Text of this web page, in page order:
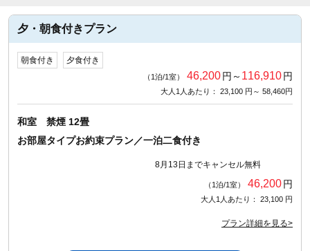
夕・朝食付きプラン
朝食付き 夕食付き
（1泊/1室） 46,200円～ 116,910円
大人1人あたり： 23,100 円～ 58,460円
和室 禁煙 12畳
お部屋タイプお約束プラン／一泊二食付き
8月13日までキャンセル無料
（1泊/1室） 46,200円
大人1人あたり： 23,100 円
プラン詳細を見る>